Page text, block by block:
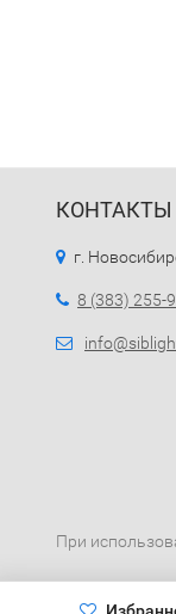
КОНТАКТЫ
г.
8 (383) 255-
При